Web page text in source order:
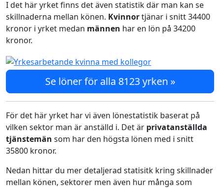
I det här yrket finns det även statistik där man kan se
skillnaderna mellan könen. Kvinnortjänar i snitt 34400
kronor i yrket medan männen har en lön på 34200
kronor.
Se löner för alla 8123 yrken »
För det här yrket har vi även lönestatistik baserat på
vilken sektor man är anställd i. Det är privatanställda
tjänstemän som har den högsta lönen med i snitt
35800 kronor.
Nedan hittar du mer detaljerad statisitk kring skillnader
mellan könen, sektorer men även hur många som